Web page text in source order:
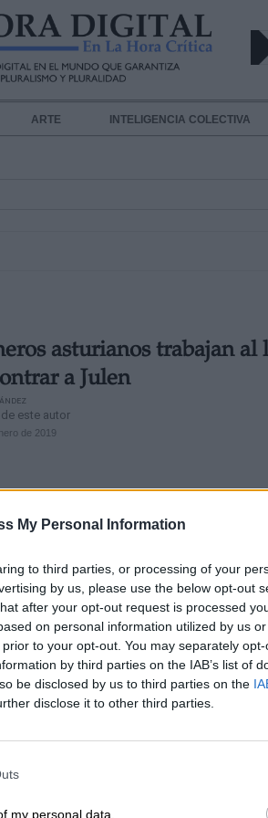
My Personal Information
to third parties, or processing of your
by us, please use the below opt-out
after your opt-out request is processed
on personal information utilized by us
to your opt-out. You may separately
by third parties on the IAB’s list of
be disclosed by us to third parties on the
disclose it to other third parties.
my personal data.
ARTE INTELIGENCIA COLECTIVA
asturianos trabajan al
a Julen
este autor
de 2019
europeos piden que
Brigada de Salvamento
el Mecanismo Europeo
ante Emergencias
este autor
de 2019